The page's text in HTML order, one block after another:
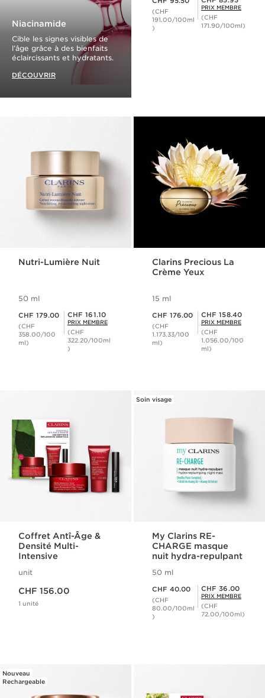
Niacinamide
Cible les signes visibles de
l’âge grâce à des bienfaits
éclaircissants et hydratants.
DÉCOUVRIR
(CHF
191.00/100ml
)
PRIX MEMBRE
(CHF
171.90/100ml)
Nutri-Lumière Nuit
50 ml
CHF 179.00
(CHF
358.00/100
ml)
Prix Sérénité CHF 161.10
CHF 161.10
PRIX MEMBRE
(CHF
322.20/100ml
)
Clarins Precious La
Crème Yeux
15 ml
CHF 176.00
(CHF
1.173.33/100
ml)
Prix Sérénité CHF 158.40
CHF 158.40
PRIX MEMBRE
(CHF
1.056.00/100
ml)
Coffret Antî-Âge &
Densité Multi-
Intensive
unit
CHF 156.00
1 unité
Soin visage
My Clarins RE-
CHARGE masque
nuit hydra-repulpant
50 ml
CHF 40.00
(CHF
80.00/100ml
)
Prix Sérénité CHF 36.00
CHF 36.00
PRIX MEMBRE
(CHF
72.00/100ml)
Nouveau
Rechargeable